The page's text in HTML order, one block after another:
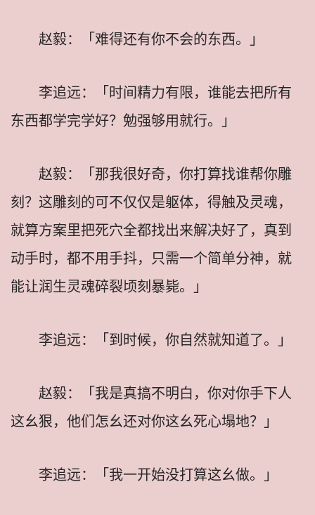
赵毅：「难得还有你不会的东西。」
李追远：「时间精力有限，谁能去把所有
东西都学完学好？勉强够用就行。」
赵毅：「那我很好奇，你打算找谁帮你雕
刻？这雕刻的可不仅仅是躯体，得触及灵魂，
就算方案里把死穴全都找出来解决好了，真到
动手时，都不用手抖，只需一个简单分神，就
能让润生灵魂碎裂顷刻暴毙。」
李追远：「到时候，你自然就知道了。」
赵毅：「我是真搞不明白，你对你手下人
这幺狠，他们怎幺还对你这幺死心塌地？」
李追远：「我一开始没打算这幺做。」